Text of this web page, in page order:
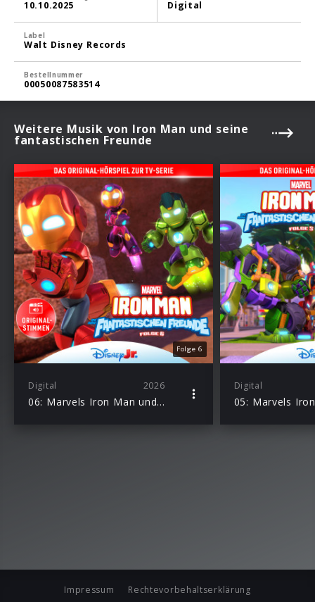
10.10.2025 Digital
Label
Walt Disney Records
Bestellnummer
00050087583514
Weitere Musik von Iron Man und seine
fantastischen Freunde
Folge 6
Digital 2026
06: Marvels Iron Man und seine fantastischen Freunde – Hörspiel zur Marvel TV-Serie
Digital
Impressum Rechtevorbehaltserklärung